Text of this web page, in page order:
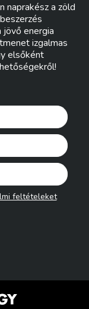
naprakész a zöld
jövő energia
izgalmas
elsőként
feltételeket